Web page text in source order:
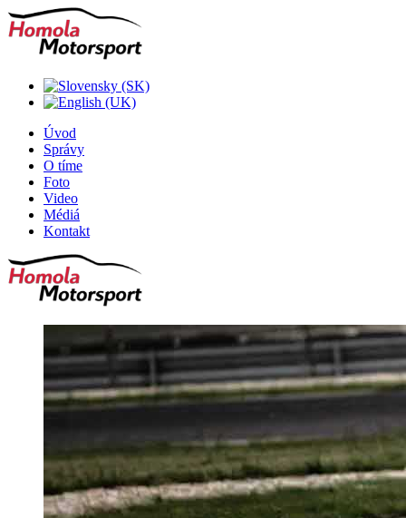
Úvod
Správy
O tíme
Foto
Video
Médiá
Kontakt